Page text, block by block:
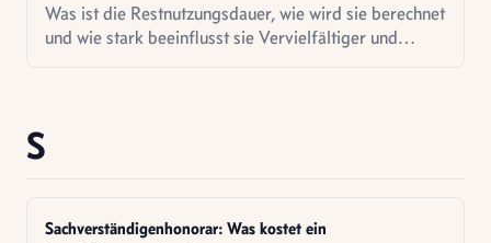
Was ist die Restnutzungsdauer, wie wird sie berechnet
und wie stark beeinflusst sie Vervielfältiger und
S
Sachverständigenhonorar: Was kostet ein